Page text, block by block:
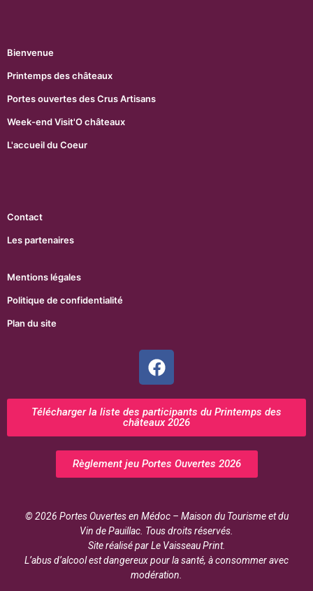
Bienvenue
Printemps des châteaux
Portes ouvertes des Crus Artisans
Week-end Visit'O châteaux
L'accueil du Coeur
Contact
Les partenaires
Mentions légales
Politique de confidentialité
Plan du site
Télécharger la liste des participants du Printemps des
châteaux 2026
Règlement jeu Portes Ouvertes 2026
© 2026 Portes Ouvertes en Médoc – Maison du Tourisme et du
Vin de Pauillac. Tous droits réservés.
Site réalisé par Le Vaisseau Print.
L’abus d’alcool est dangereux pour la santé, à consommer avec
modération.